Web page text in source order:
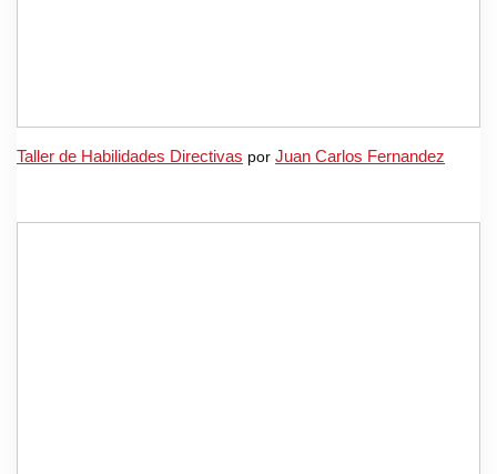
Taller de Habilidades Directivas por Juan Carlos Fernandez